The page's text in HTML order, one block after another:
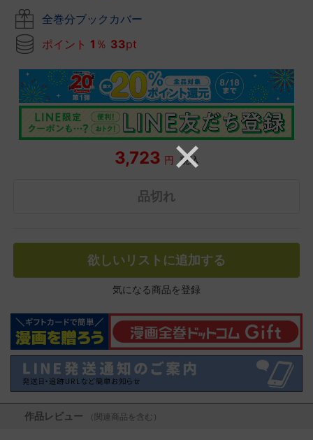
全巻分ブックカバー
ポイント 1 ％ 33pt
3,723 円 税込
品切れ
欲しいリストに追加する
気になる商品を登録
作品レビュー （関連商品を含む）